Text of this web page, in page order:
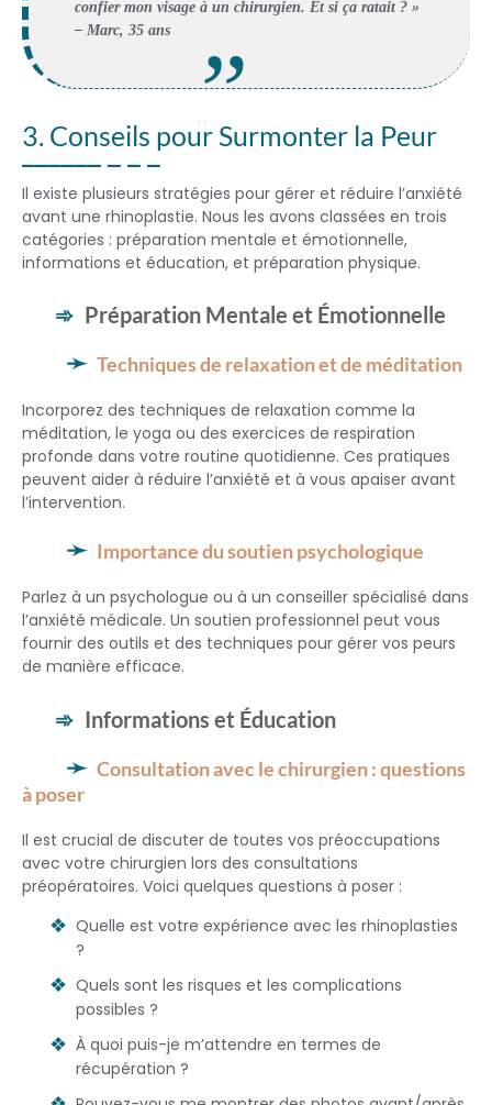
confier mon visage à un chirurgien. Et si ça ratait ? »
– Marc, 35 ans
3. Conseils pour Surmonter la Peur
Il existe plusieurs stratégies pour gérer et réduire l’anxiété
avant une rhinoplastie. Nous les avons classées en trois
catégories : préparation mentale et émotionnelle,
informations et éducation, et préparation physique.
Préparation Mentale et Émotionnelle
Techniques de relaxation et de méditation
Incorporez des techniques de relaxation comme la
méditation, le yoga ou des exercices de respiration
profonde dans votre routine quotidienne. Ces pratiques
peuvent aider à réduire l’anxiété et à vous apaiser avant
l’intervention.
Importance du soutien psychologique
Parlez à un psychologue ou à un conseiller spécialisé dans
l’anxiété médicale. Un soutien professionnel peut vous
fournir des outils et des techniques pour gérer vos peurs
de manière efficace.
Informations et Éducation
Consultation avec le chirurgien : questions
à poser
Il est crucial de discuter de toutes vos préoccupations
avec votre chirurgien lors des consultations
préopératoires. Voici quelques questions à poser :
Quelle est votre expérience avec les rhinoplasties
?
Quels sont les risques et les complications
possibles ?
À quoi puis-je m’attendre en termes de
récupération ?